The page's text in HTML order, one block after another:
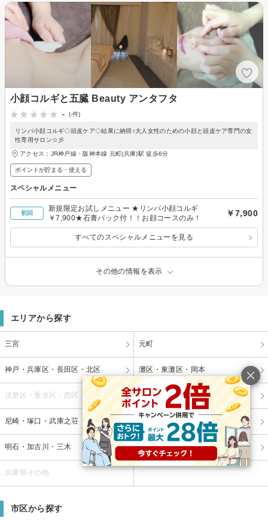
小顔コルギと五臓 Beauty アンタフタ
-
(-件)
リンパ小顔コルギ◇頭皮ケア◇結果に納得♪大人女性のための小顔と頭皮ケア専門の女
性専用サロン☆彡
アクセス：JR神戸線・阪神本線 元町(兵庫)駅 徒歩6分
ポイントが貯まる・使える
スペシャルメニュー
初回
新規限定お試しメニュー ★リンパ小顔コルギ
￥7,900★石膏パック付！！お顔コースのみ！
￥7,900
すべてのスペシャルメニューを見る
その他の情報を表示
エリアから探す
三宮 元町
神戸・兵庫区・長田区・北区 灘区・東灘区・岡本
須磨区・垂水区・西区 西宮・芦屋
尼崎・塚口・武庫之荘 宝塚・川西・伊丹・三田
明石・加古川・三木 姫路・播州赤穂
兵庫県その他
市区から探す